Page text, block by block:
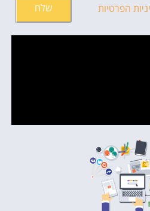
הפרטיות שלח